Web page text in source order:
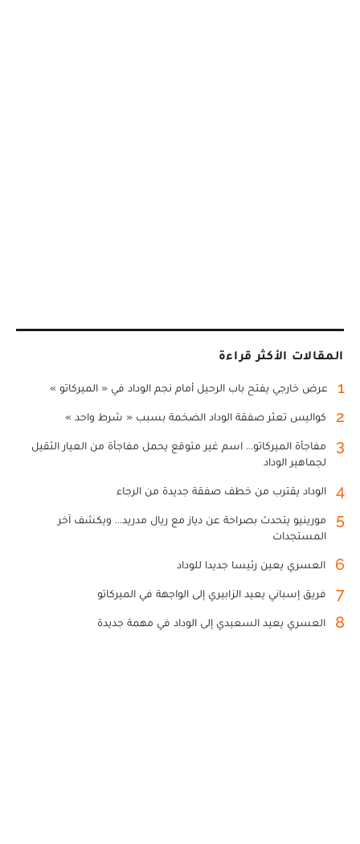
المقالات الأكثر قراءة
1 عرض خارجي يفتح باب الرحيل أمام نجم الوداد في « الميركاتو »
2 كواليس تعثر صفقة الوداد الضخمة بسبب « شرط واحد »
3
مفاجأة الميركاتو... اسم غير متوقع يحمل مفاجأة من العيار الثقيل
لجماهير الوداد
4 الوداد يقترب من خطف صفقة جديدة من الرجاء
5
مورينيو يتحدث بصراحة عن دياز مع ريال مدريد... ويكشف آخر
المستجدات
6 العسري يعين رئيسا جديدا للوداد
7 فريق إسباني يعيد الزابيري إلى الواجهة في الميركاتو
8 العسري يعيد السعيدي إلى الوداد في مهمة جديدة